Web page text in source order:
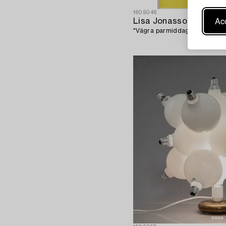
1605046
Lisa Jonasson
"Vägra parmiddag".